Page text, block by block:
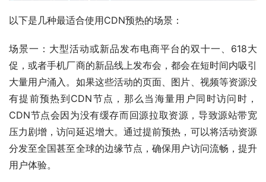
以下是几种最适合使用CDN预热的场景：
场景一：大型活动或新品发布电商平台的双十一、618大
促，或者手机厂商的新品线上发布会，都会在短时间内吸引
大量用户涌入。如果这些活动的页面、图片、视频等资源没
有提前预热到CDN节点，那么当海量用户同时访问时，
CDN节点会因为没有缓存而回源拉取资源，导致源站带宽
压力剧增，访问延迟增大。通过提前预热，可以将活动资源
分发至全国甚至全球的边缘节点，确保用户访问流畅，提升
用户体验。